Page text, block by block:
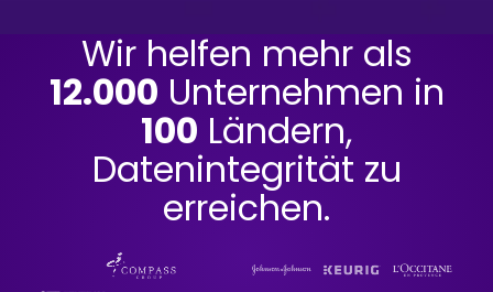
Wir helfen mehr als
12.000 Unternehmen in
100 Ländern,
Datenintegrität zu
erreichen.